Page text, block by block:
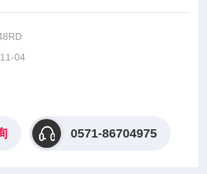
是帕（Pa）、毫米水柱（
04
0571-86704975